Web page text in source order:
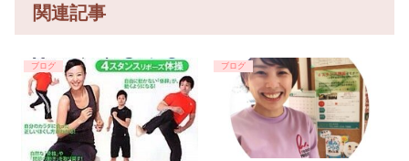
関連記事
ブログ ブログ